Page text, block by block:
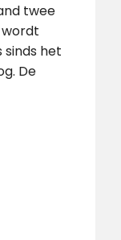
twee
het
De